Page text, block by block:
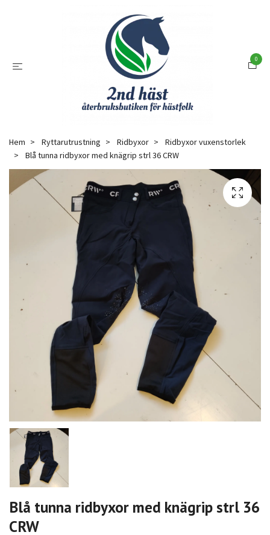
0
Hem Ryttarutrustning Ridbyxor
Ridbyxor vuxenstorlek
Blå tunna ridbyxor med knägrip strl 36 CRW
Blå tunna ridbyxor med knägrip strl 36
CRW